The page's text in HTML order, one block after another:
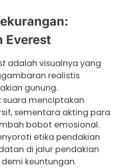
Everest
adalah visualnya yang
realistis
gunung.
suara menciptakan
sementara akting para
bobot emosional.
etika pendakian
di jalur pendakian
keuntungan.